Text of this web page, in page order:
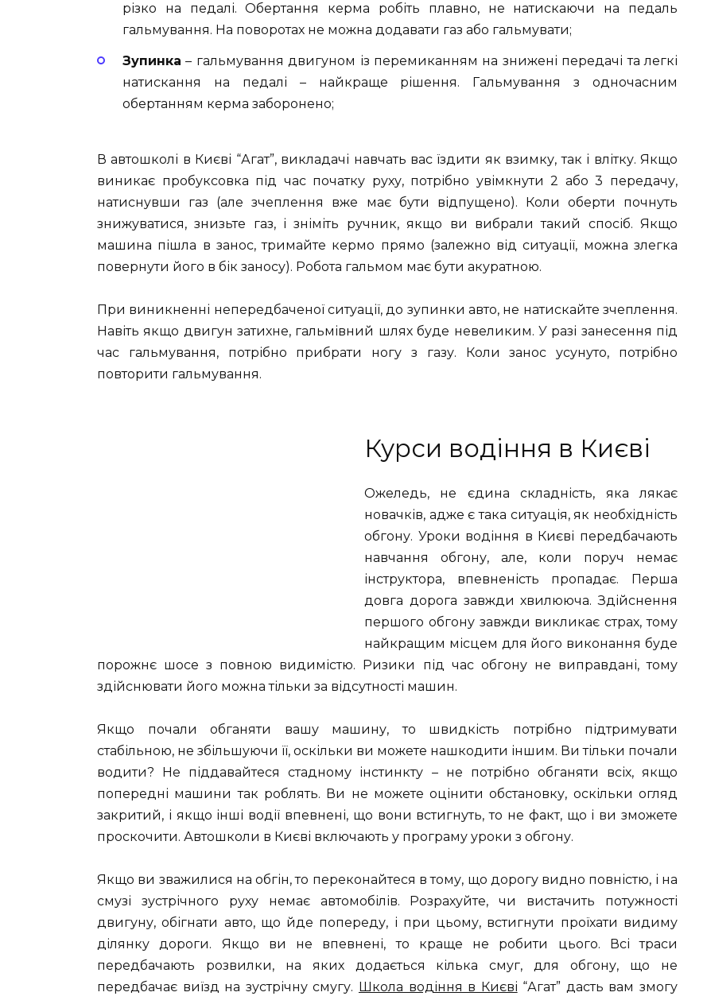
різко на педалі. Обертання керма робіть плавно, не натискаючи на педаль
гальмування. На поворотах не можна додавати газ або гальмувати;
Зупинка – гальмування двигуном із перемиканням на знижені передачі та легкі
натискання на педалі – найкраще рішення. Гальмування з одночасним
обертанням керма заборонено;
В автошколі в Києві “Агат”, викладачі навчать вас їздити як взимку, так і влітку. Якщо
виникає пробуксовка під час початку руху, потрібно увімкнути 2 або 3 передачу,
натиснувши газ (але зчеплення вже має бути відпущено). Коли оберти почнуть
знижуватися, знизьте газ, і зніміть ручник, якщо ви вибрали такий спосіб. Якщо
машина пішла в занос, тримайте кермо прямо (залежно від ситуації, можна злегка
повернути його в бік заносу). Робота гальмом має бути акуратною.
При виникненні непередбаченої ситуації, до зупинки авто, не натискайте зчеплення.
Навіть якщо двигун затихне, гальмівний шлях буде невеликим. У разі занесення під
час гальмування, потрібно прибрати ногу з газу. Коли занос усунуто, потрібно
повторити гальмування.
Курси водіння в Києві
Ожеледь, не єдина складність, яка лякає
новачків, адже є така ситуація, як необхідність
обгону. Уроки водіння в Києві передбачають
навчання обгону, але, коли поруч немає
інструктора, впевненість пропадає. Перша
довга дорога завжди хвилююча. Здійснення
першого обгону завжди викликає страх, тому
найкращим місцем для його виконання буде
порожнє шосе з повною видимістю. Ризики під час обгону не виправдані, тому
здійснювати його можна тільки за відсутності машин.
Якщо почали обганяти вашу машину, то швидкість потрібно підтримувати
стабільною, не збільшуючи її, оскільки ви можете нашкодити іншим. Ви тільки почали
водити? Не піддавайтеся стадному інстинкту – не потрібно обганяти всіх, якщо
попередні машини так роблять. Ви не можете оцінити обстановку, оскільки огляд
закритий, і якщо інші водії впевнені, що вони встигнуть, то не факт, що і ви зможете
проскочити. Автошколи в Києві включають у програму уроки з обгону.
Якщо ви зважилися на обгін, то переконайтеся в тому, що дорогу видно повністю, і на
смузі зустрічного руху немає автомобілів. Розрахуйте, чи вистачить потужності
двигуну, обігнати авто, що йде попереду, і при цьому, встигнути проїхати видиму
ділянку дороги. Якщо ви не впевнені, то краще не робити цього. Всі траси
передбачають розвилки, на яких додається кілька смуг, для обгону, що не
передбачає виїзд на зустрічну смугу. Школа водіння в Києві “Агат” дасть вам змогу